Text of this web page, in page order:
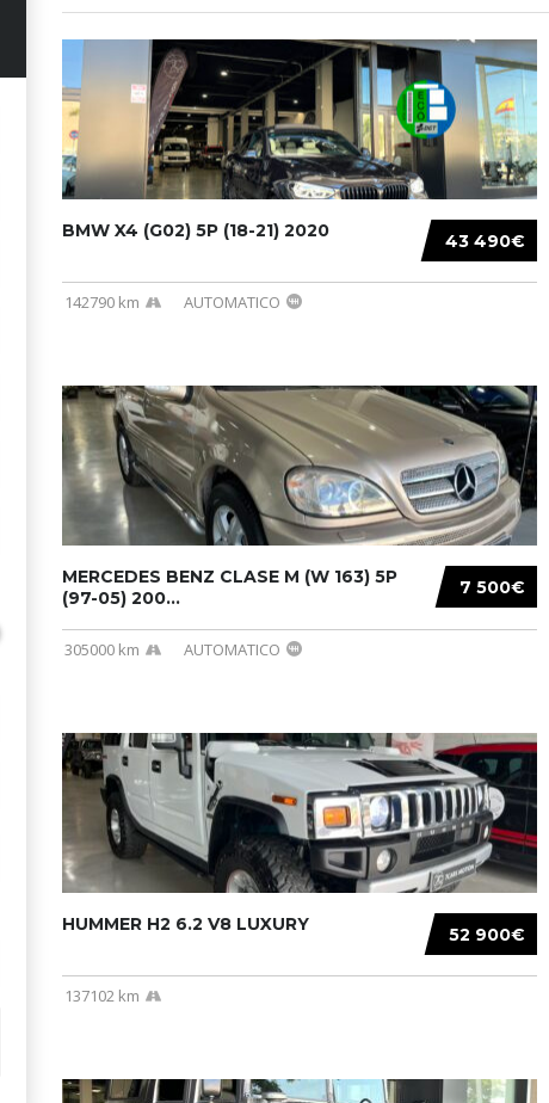
43 490€
BMW X4 (G02) 5P (18-21) 2020
142790 km AUTOMATICO
7 500€
MERCEDES BENZ CLASE M (W 163) 5P
(97-05) 200...
305000 km AUTOMATICO
52 900€
HUMMER H2 6.2 V8 LUXURY
137102 km